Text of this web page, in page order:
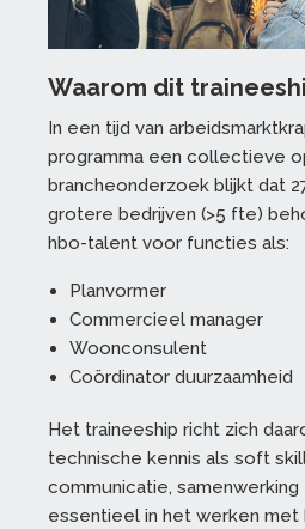
Waarom dit
In een tijd van
programma een collectieve
brancheonderzoek blijkt dat
grotere bedrijven (>5 fte)
hbo-talent voor functies als:
Planvormer
Commercieel manager
Woonconsulent
Coördinator duurzaamheid
Het traineeship richt zich
technische kennis als soft
communicatie,
essentieel in het werken met